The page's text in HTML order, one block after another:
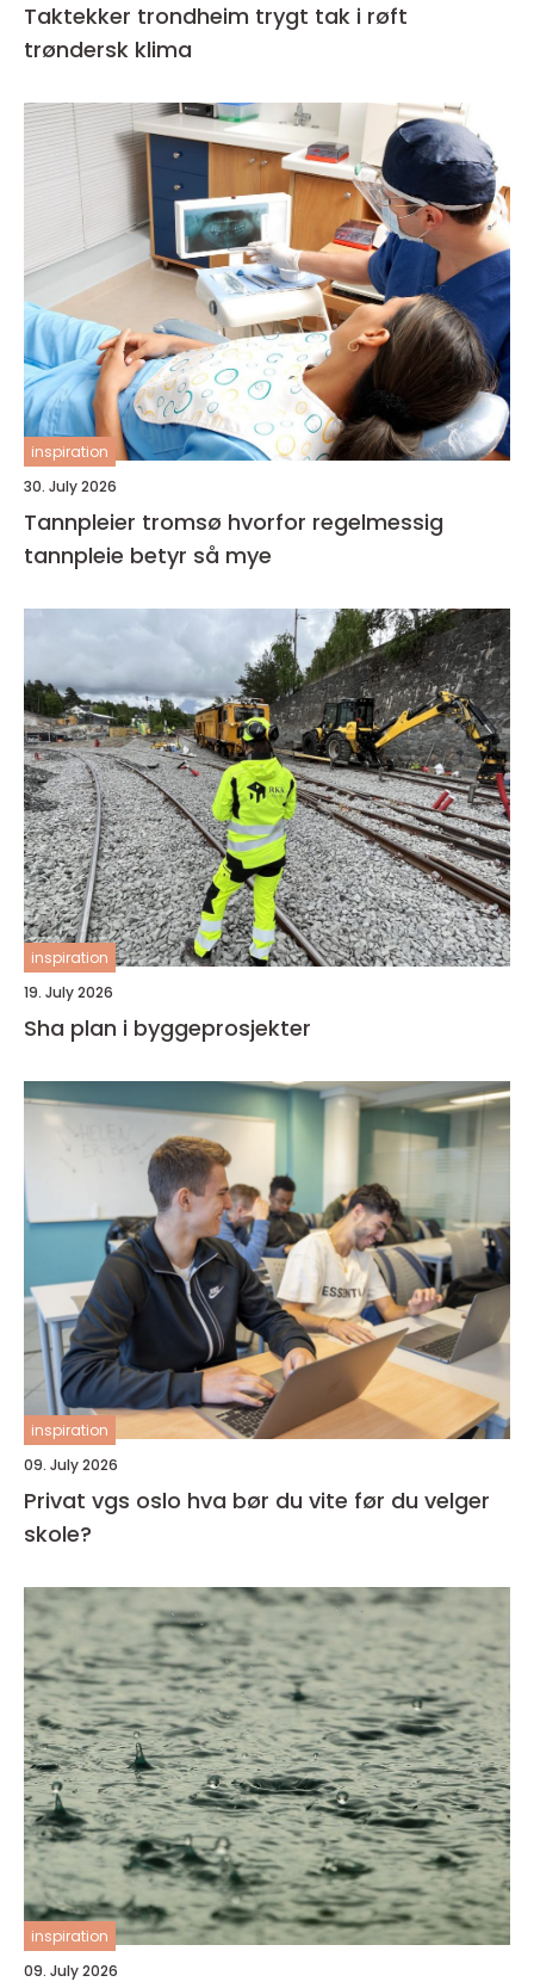
Taktekker trondheim trygt tak i røft
trøndersk klima
inspiration
30. July 2026
Tannpleier tromsø hvorfor regelmessig
tannpleie betyr så mye
inspiration
19. July 2026
Sha plan i byggeprosjekter
inspiration
09. July 2026
Privat vgs oslo hva bør du vite før du velger
skole?
inspiration
09. July 2026